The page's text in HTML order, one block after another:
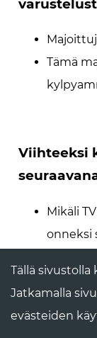
Tämä
Viihteeksi
Mikäli
onneksi
Nauti
palveluita,
Tällä sivustolla
Jatkamalla
evästeiden